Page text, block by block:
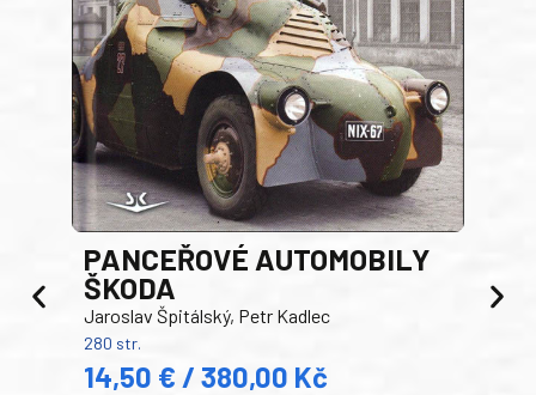
PANCEŘOVÉ AUTOMOBILY
ŠKODA
Jaroslav Špitálský, Petr Kadlec
280 str.
14,50 € / 380,00 Kč